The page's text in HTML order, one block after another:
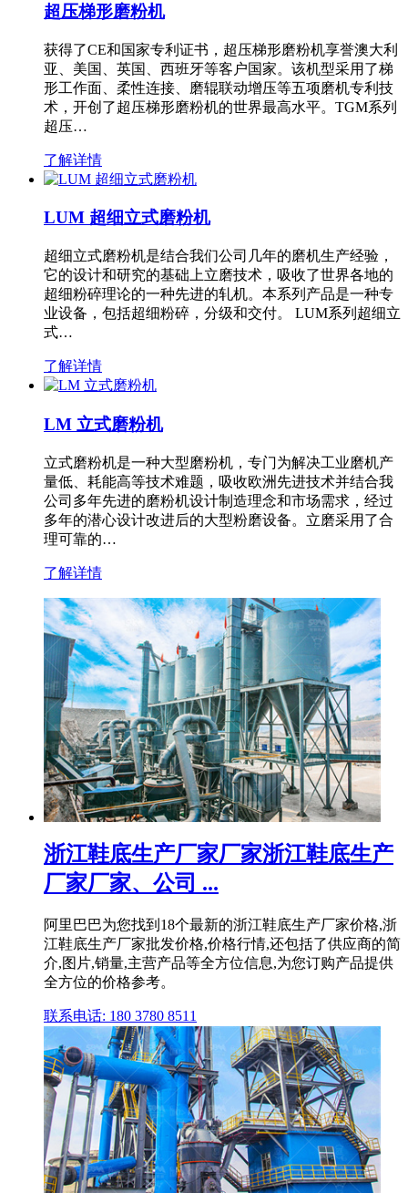
超压梯形磨粉机
获得了CE和国家专利证书，超压梯形磨粉机享誉澳大利
亚、美国、英国、西班牙等客户国家。该机型采用了梯
形工作面、柔性连接、磨辊联动增压等五项磨机专利技
术，开创了超压梯形磨粉机的世界最高水平。TGM系列
超压…
了解详情
LUM 超细立式磨粉机
超细立式磨粉机是结合我们公司几年的磨机生产经验，
它的设计和研究的基础上立磨技术，吸收了世界各地的
超细粉碎理论的一种先进的轧机。本系列产品是一种专
业设备，包括超细粉碎，分级和交付。 LUM系列超细立
式…
了解详情
LM 立式磨粉机
立式磨粉机是一种大型磨粉机，专门为解决工业磨机产
量低、耗能高等技术难题，吸收欧洲先进技术并结合我
公司多年先进的磨粉机设计制造理念和市场需求，经过
多年的潜心设计改进后的大型粉磨设备。立磨采用了合
理可靠的…
了解详情
浙江鞋底生产厂家厂家浙江鞋底生产
厂家厂家、公司 ...
阿里巴巴为您找到18个最新的浙江鞋底生产厂家价格,浙
江鞋底生产厂家批发价格,价格行情,还包括了供应商的简
介,图片,销量,主营产品等全方位信息,为您订购产品提供
全方位的价格参考。
联系电话: 180 3780 8511